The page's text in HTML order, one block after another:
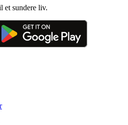
et sundere liv.